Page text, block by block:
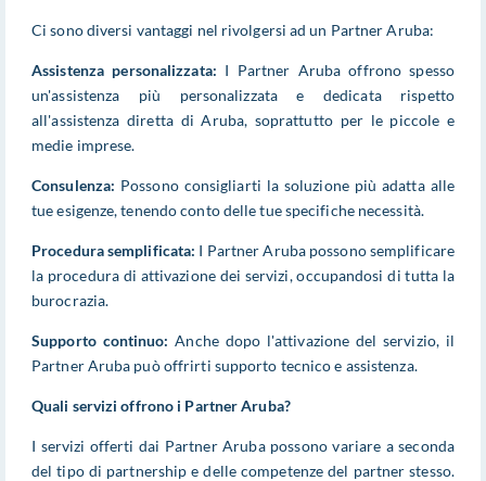
Ci sono diversi vantaggi nel rivolgersi ad un Partner Aruba:
Assistenza personalizzata: I Partner Aruba offrono spesso
un'assistenza più personalizzata e dedicata rispetto
all'assistenza diretta di Aruba, soprattutto per le piccole e
medie imprese.
Consulenza: Possono consigliarti la soluzione più adatta alle
tue esigenze, tenendo conto delle tue specifiche necessità.
Procedura semplificata: I Partner Aruba possono semplificare
la procedura di attivazione dei servizi, occupandosi di tutta la
burocrazia.
Supporto continuo:Anche dopo l'attivazione del servizio, il
Partner Aruba può offrirti supporto tecnico e assistenza.
Quali servizi offrono i Partner Aruba?
I servizi offerti dai Partner Aruba possono variare a seconda
del tipo di partnership e delle competenze del partner stesso.